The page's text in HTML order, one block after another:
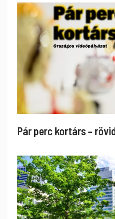
Pár perc kortárs –